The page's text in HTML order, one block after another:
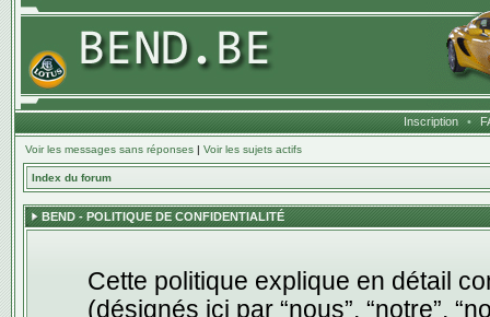
Inscription •
Voir les messages sans réponses | Voir les sujets actifs
Index du forum
BEND - POLITIQUE DE CONFIDENTIALITÉ
Cette politique explique en détail
(désignés ici par “nous”, “notre”,